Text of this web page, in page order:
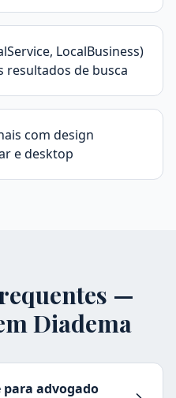
LocalBusiness)
resultados de busca
com design
e desktop
—
Diadema
advogado